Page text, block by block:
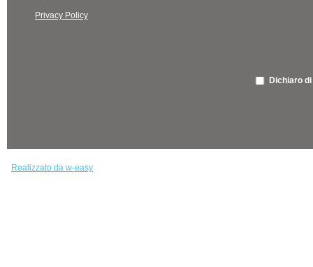
Privacy Policy
Dichiaro
Realizzato da w-easy